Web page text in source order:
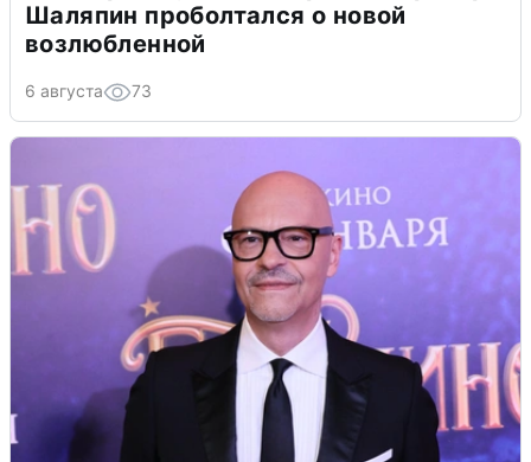
Шаляпин проболтался о новой
возлюбленной
6 августа 73